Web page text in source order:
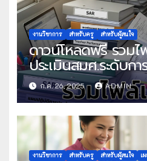
งานวิชาการ สำหรับครู สำหรับผู้สนใจ
ดาวน์โหลดฟรี รวมไ
ประเมินสมศ.ระดับก
ก.ค. 26, 2025 ADMIN
งานวิชาการ สำหรับครู สำหรับผู้สนใจ
เ